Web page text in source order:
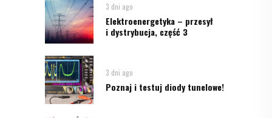
3 dni ago
Elektroenergetyka – przesył
i dystrybucja, część 3
3 dni ago
Poznaj i testuj diody tunelowe!